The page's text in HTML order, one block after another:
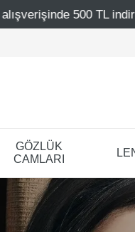
GÖZLÜK
CAMLARI